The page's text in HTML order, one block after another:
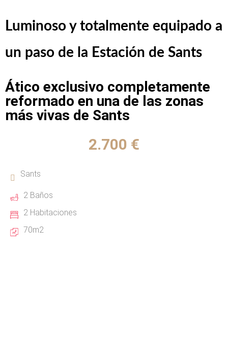
Luminoso y totalmente equipado a
un paso de la Estación de Sants
Ático exclusivo completamente
reformado en una de las zonas
más vivas de Sants
2.700 €
Sants
2 Baños
2 Habitaciones
70m2